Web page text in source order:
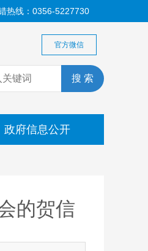
热线：0356-5227730
官方微信
政府信息公开
的贺信